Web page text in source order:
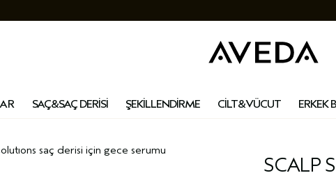
SAÇ&SAÇ DERİSİ ŞEKİLLENDİRME CİLT&VÜCUT ERKEK
saç deri̇si̇ i̇çi̇n gece serumu
SCALP